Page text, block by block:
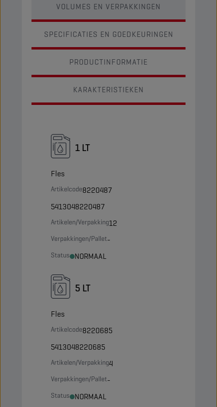
VOLUMES EN VERPAKKINGEN
SPECIFICATIES EN GOEDKEURINGEN
PRODUCTINFORMATIE
KARAKTERISTIEKEN
1 LT
Fles
Artikelcode8220487
5413048220487
Artikelen/Verpakking12
Verpakkingen/Pallet-
Status NORMAAL
5 LT
Fles
Artikelcode8220685
5413048220685
Artikelen/Verpakking4
Verpakkingen/Pallet-
Status NORMAAL